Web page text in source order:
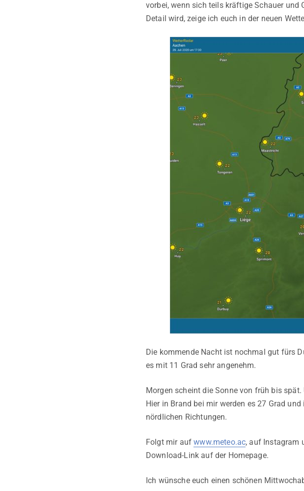
vorbei, wenn sich teils kräftige Schauer und
Detail wird, zeige ich euch in der neuen
Die kommende Nacht ist nochmal gut fürs
es mit 11 Grad sehr angenehm.
Morgen scheint die Sonne von früh bis
Hier in Brand bei mir werden es 27 Grad
nördlichen Richtungen.
Folgt mir aufwww.meteo.ac, auf Instagram
Download-Link auf der Homepage.
Ich wünsche euch einen schönen